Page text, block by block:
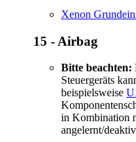
Xenon
15 - Airbag
Bitte beachten:
Steuergeräts
beispielsweise
in Kombination
angelernt/